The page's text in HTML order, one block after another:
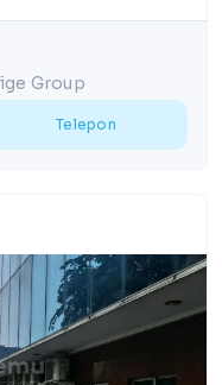
Group
Telepon